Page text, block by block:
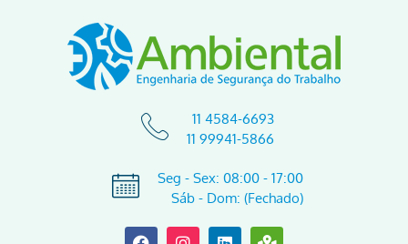
11 4584-6693
11 99941-5866
Seg - Sex: 08:00 - 17:00
Sáb - Dom: (Fechado)